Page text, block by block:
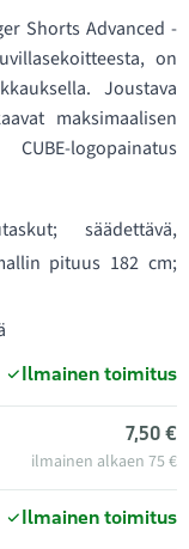
Shorts Advanced -
on
Joustava
maksimaalisen
logopainatus
säädettävä,
pituus 182 cm;
Ilmainen toimitus
7,50 €
ilmainen alkaen 75 €
Ilmainen toimitus